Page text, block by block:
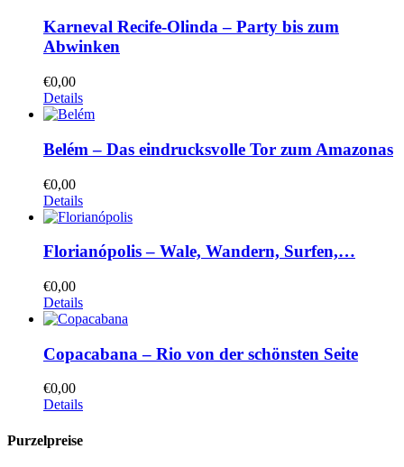
Karneval Recife-Olinda – Party bis zum
Abwinken
€0,00
Details
Belém – Das eindrucksvolle Tor zum Amazonas
€0,00
Details
Florianópolis – Wale, Wandern, Surfen,…
€0,00
Details
Copacabana – Rio von der schönsten Seite
€0,00
Details
Purzelpreise